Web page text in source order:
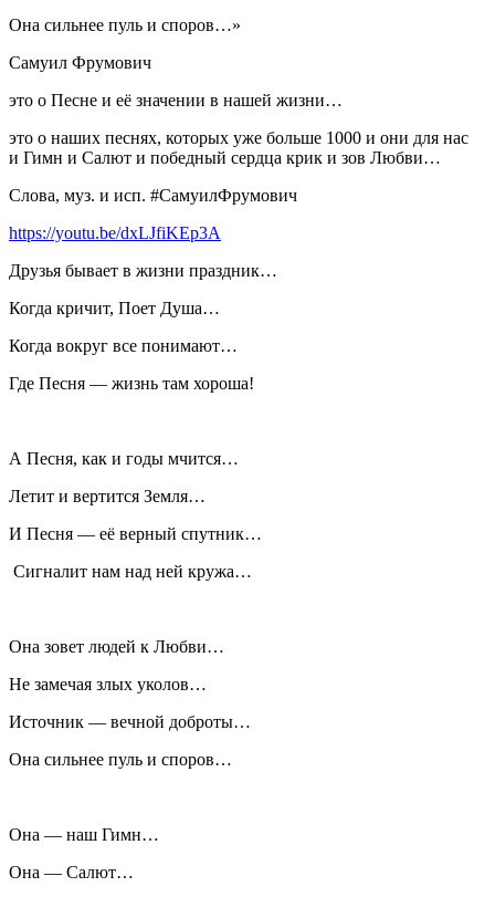
Она сильнее пуль и споров…»
Самуил Фрумович
это о Песне и её значении в нашей жизни…
это о наших песнях, которых уже больше 1000 и они для нас
и Гимн и Салют и победный сердца крик и зов Любви…
Слова, муз. и исп. #СамуилФрумович
https://youtu.be/dxLJfiKEp3A
Друзья бывает в жизни праздник…
Когда кричит, Поет Душа…
Когда вокруг все понимают…
Где Песня — жизнь там хороша!
А Песня, как и годы мчится…
Летит и вертится Земля…
И Песня — её верный спутник…
Сигналит нам над ней кружа…
Она зовет людей к Любви…
Не замечая злых уколов…
Источник — вечной доброты…
Она сильнее пуль и споров…
Она — наш Гимн…
Она — Салют…